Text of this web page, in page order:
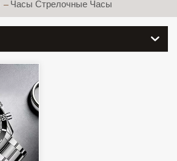
Часы Стрелочные Часы